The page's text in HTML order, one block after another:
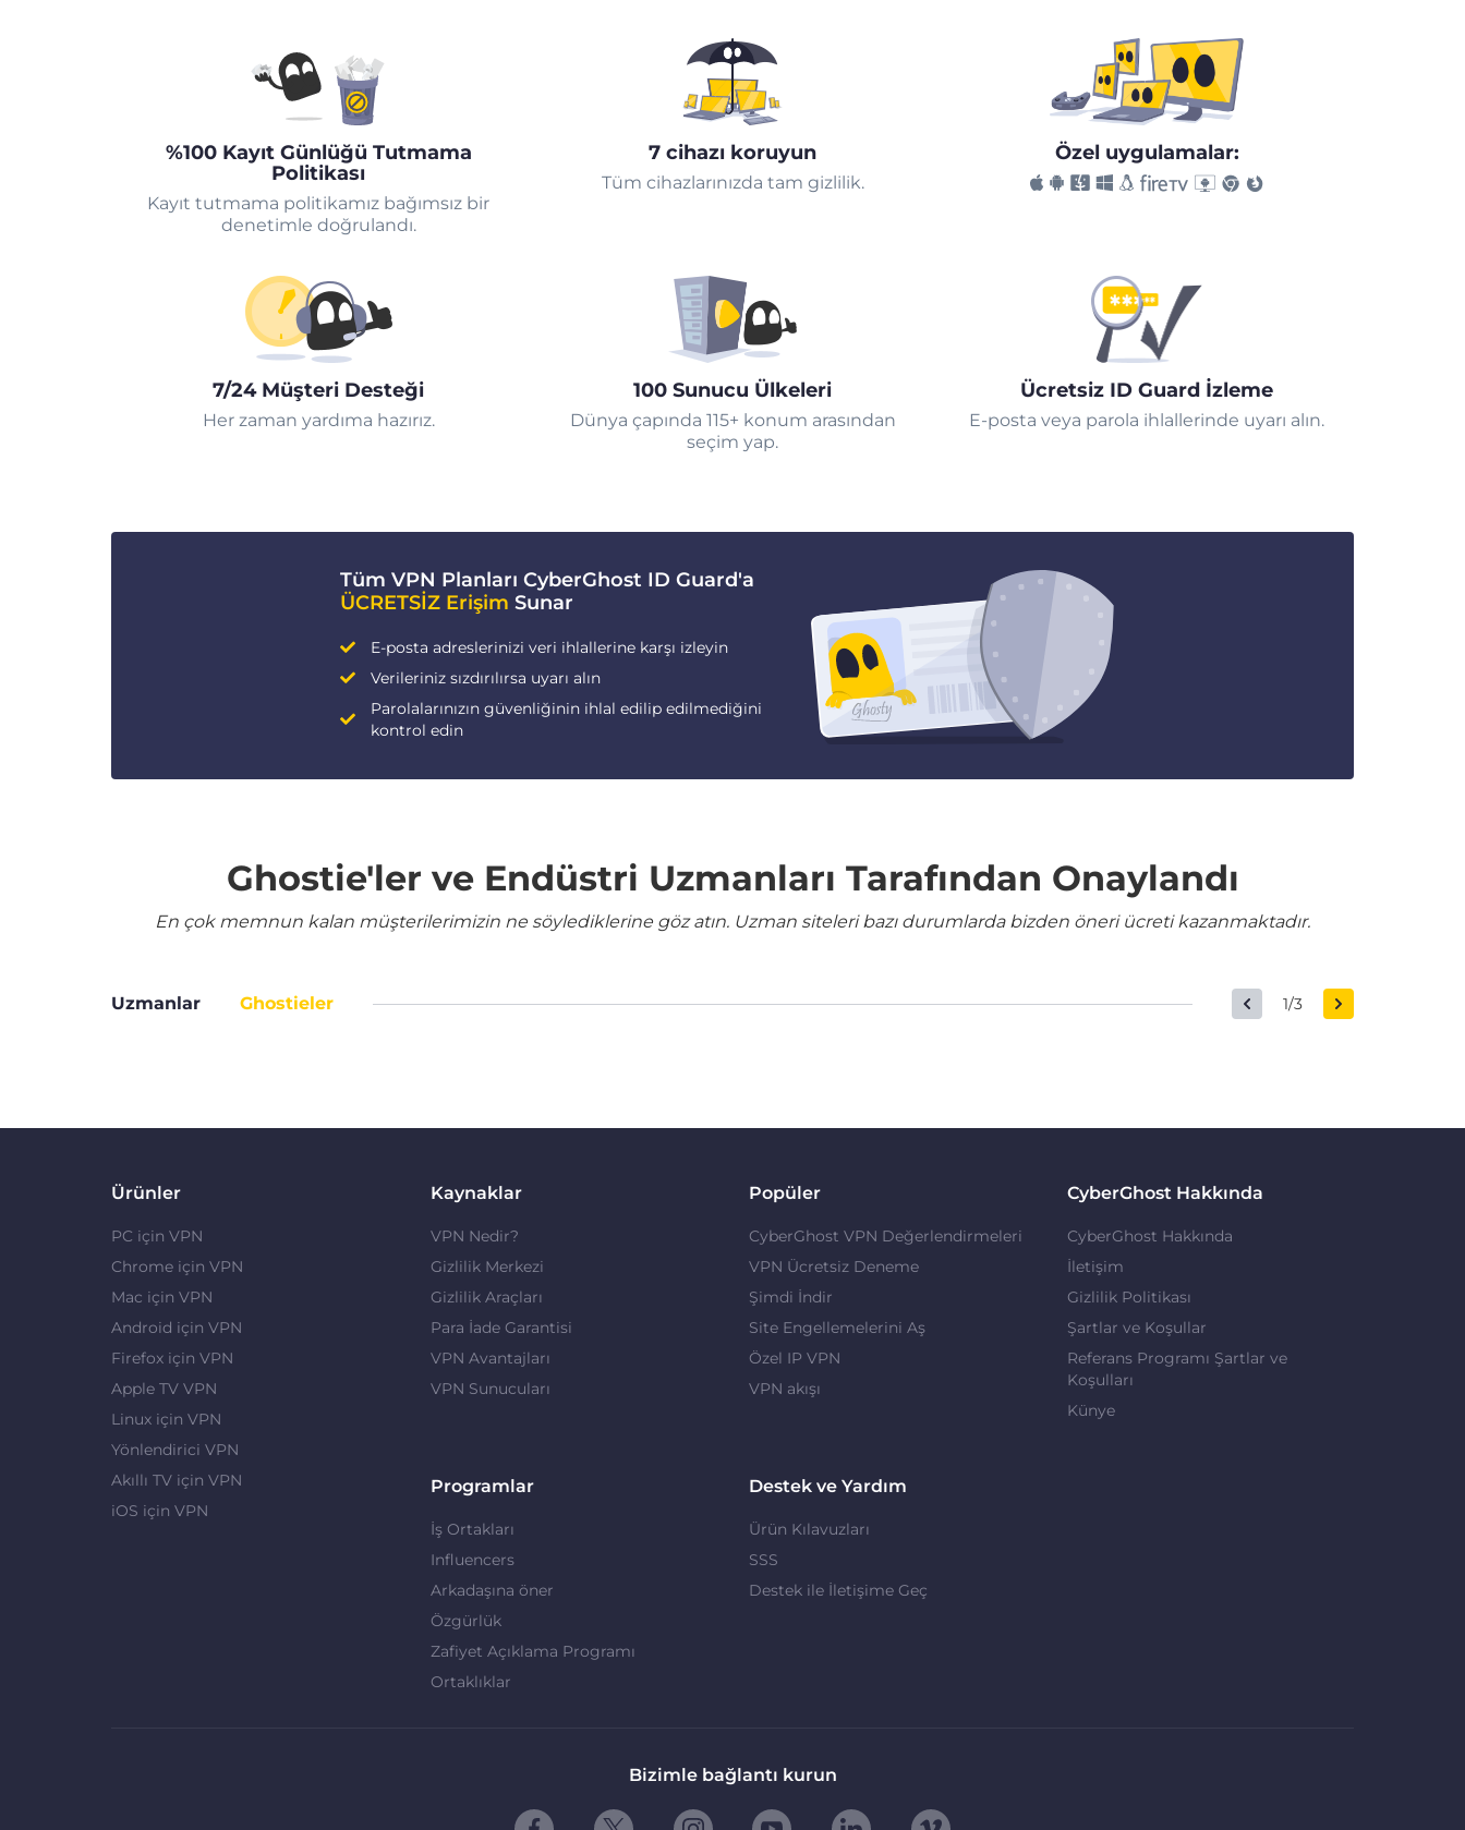
%100 Kayıt Günlüğü Tutmama
Politikası
Kayıt tutmama politikamız bağımsız bir
denetimle doğrulandı.
7 cihazı koruyun
Tüm cihazlarınızda tam gizlilik.
Özel uygulamalar:
7/24 Müşteri Desteği
Her zaman yardıma hazırız.
100 Sunucu Ülkeleri
Dünya çapında 115+ konum arasından
seçim yap.
Ücretsiz ID Guard İzleme
E-posta veya parola ihlallerinde uyarı alın.
Tüm VPN Planları CyberGhost ID Guard'a
ÜCRETSİZ Erişim Sunar
E-posta adreslerinizi veri ihlallerine karşı izleyin
Verileriniz sızdırılırsa uyarı alın
Parolalarınızın güvenliğinin ihlal edilip edilmediğini
kontrol edin
Ghostie'ler ve Endüstri Uzmanları Tarafından Onaylandı
En çok memnun kalan müşterilerimizin ne söylediklerine göz atın. Uzman siteleri bazı durumlarda bizden öneri ücreti kazanmaktadır.
Uzmanlar Ghostieler 1/3
Ürünler
PC için VPN
Chrome için VPN
Mac için VPN
Android için VPN
Firefox için VPN
Apple TV VPN
Linux için VPN
Yönlendirici VPN
Akıllı TV için VPN
iOS için VPN
Kaynaklar
VPN Nedir?
Gizlilik Merkezi
Gizlilik Araçları
Para İade Garantisi
VPN Avantajları
VPN Sunucuları
Popüler
CyberGhost VPN Değerlendirmeleri
VPN Ücretsiz Deneme
Şimdi İndir
Site Engellemelerini Aş
Özel IP VPN
VPN akışı
CyberGhost Hakkında
CyberGhost Hakkında
İletişim
Gizlilik Politikası
Şartlar ve Koşullar
Referans Programı Şartlar ve
Koşulları
Künye
Programlar
İş Ortakları
Influencers
Arkadaşına öner
Özgürlük
Zafiyet Açıklama Programı
Ortaklıklar
Destek ve Yardım
Ürün Kılavuzları
SSS
Destek ile İletişime Geç
Bizimle bağlantı kurun